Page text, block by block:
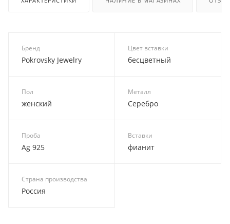
Бренд
Pokrovsky Jewelry
Цвет вставки
бесцветный
Пол
женский
Металл
Серебро
Проба
Ag 925
Вставки
фианит
Страна производства
Россия